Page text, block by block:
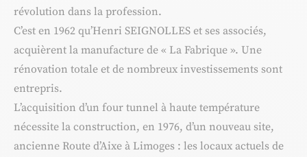
révolution dans la profession.
C’est en 1962 qu’Henri SEIGNOLLES et ses associés,
acquièrent la manufacture de « La Fabrique ». Une
rénovation totale et de nombreux investissements sont
entrepris.
L’acquisition d’un four tunnel à haute température
nécessite la construction, en 1976, d’un nouveau site,
ancienne Route d’Aixe à Limoges : les locaux actuels de